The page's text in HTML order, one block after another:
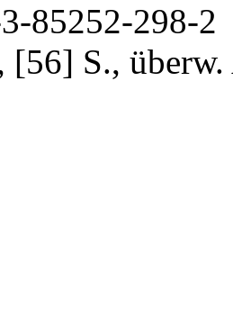
85252-298-2
[56] S.,